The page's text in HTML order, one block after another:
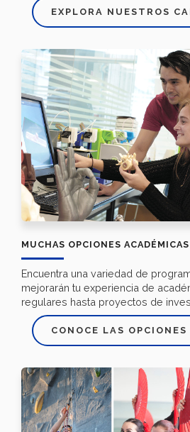
EXPLORA NUESTROS
MUCHAS OPCIONES ACADÉMICAS
Encuentra una variedad de
mejorarán tu experiencia de
regulares hasta proyectos de
CONOCE LAS OPCIONES